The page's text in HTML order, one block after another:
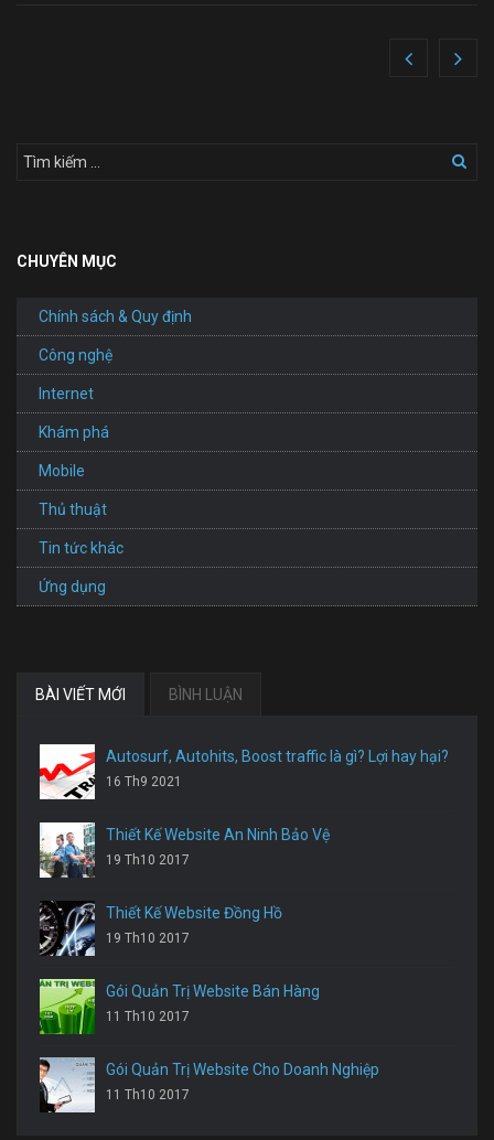
cứng
phải
lại
CHUYÊN MỤC
Chính sách & Quy định
Công nghệ
Internet
Khám phá
Mobile
Thủ thuật
Tin tức khác
Ứng dụng
BÀI VIẾT MỚI BÌNH LUẬN
Autosurf, Autohits, Boost traffic là gì? Lợi hay hại?
16 Th9 2021
Thiết Kế Website An Ninh Bảo Vệ
19 Th10 2017
Thiết Kế Website Đồng Hồ
19 Th10 2017
Gói Quản Trị Website Bán Hàng
11 Th10 2017
Gói Quản Trị Website Cho Doanh Nghiệp
11 Th10 2017